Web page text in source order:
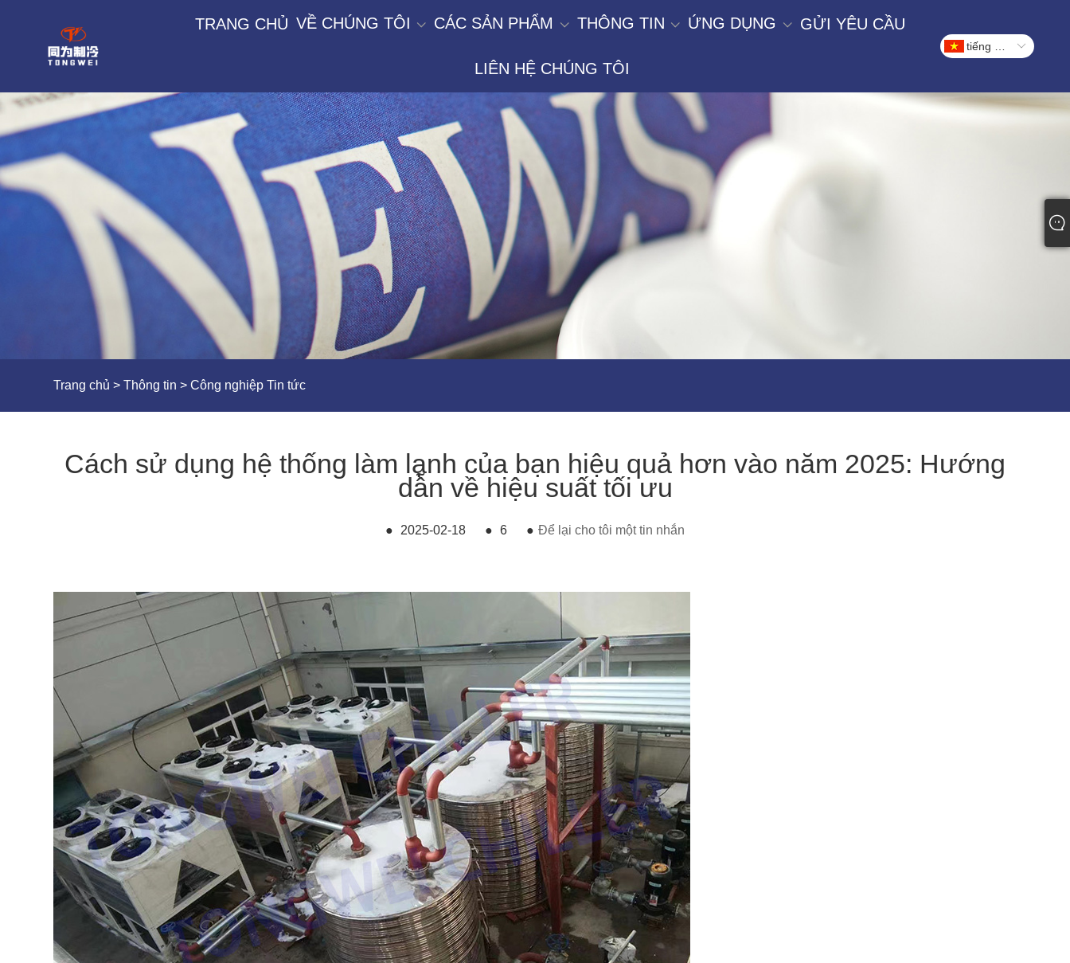
TRANG CHỦ VỀ CHÚNG TÔI CÁC SẢN PHẨM THÔNG TIN ỨNG DỤNG GỬI YÊU CẦU
LIÊN HỆ CHÚNG TÔI
Trang chủ > Thông tin >Công nghiệp Tin tức
Cách sử dụng hệ thống làm lạnh của bạn hiệu quả hơn vào năm 2025: Hướng
dẫn về hiệu suất tối ưu
● 2025-02-18 ● 6 ● Để lại cho tôi một tin nhắn